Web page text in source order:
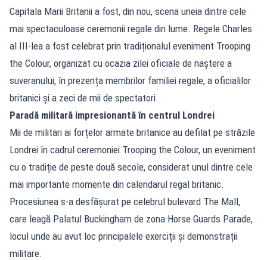
Capitala Marii Britanii a fost, din nou, scena uneia dintre cele
mai spectaculoase ceremonii regale din lume. Regele Charles
al III-lea a fost celebrat prin tradiționalul eveniment Trooping
the Colour, organizat cu ocazia zilei oficiale de naștere a
suveranului, în prezența membrilor familiei regale, a oficialilor
britanici și a zeci de mii de spectatori.
Paradă militară impresionantă în centrul Londrei
Mii de militari ai forțelor armate britanice au defilat pe străzile
Londrei în cadrul ceremoniei Trooping the Colour, un eveniment
cu o tradiție de peste două secole, considerat unul dintre cele
mai importante momente din calendarul regal britanic.
Procesiunea s-a desfășurat pe celebrul bulevard The Mall,
care leagă Palatul Buckingham de zona Horse Guards Parade,
locul unde au avut loc principalele exerciții și demonstrații
militare.